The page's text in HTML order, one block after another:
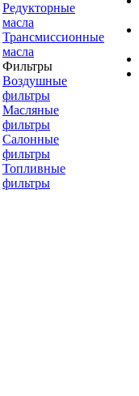
Редукторные
масла
Трансмиссионные
масла
Фильтры
Воздушные
фильтры
Масляные
фильтры
Салонные
фильтры
Топливные
фильтры